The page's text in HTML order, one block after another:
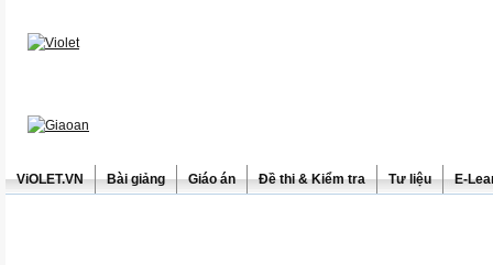
ViOLET.VN Bài giảng Giáo án Đề thi & Kiểm tra Tư liệu E-